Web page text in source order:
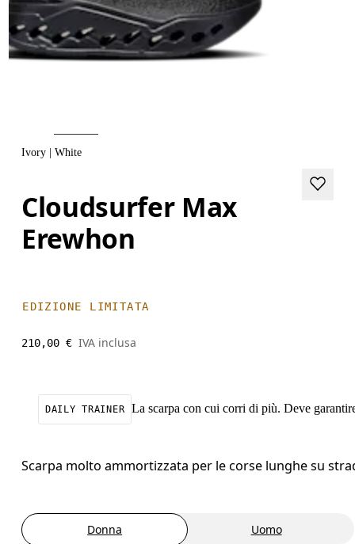
Ivory | White
Cloudsurfer Max
Erewhon
EDIZIONE LIMITATA
210,00 € IVA inclusa
DAILY TRAINER La scarpa con cui corri di più. Deve
Scarpa molto ammortizzata per le corse lunghe su
Donna Uomo